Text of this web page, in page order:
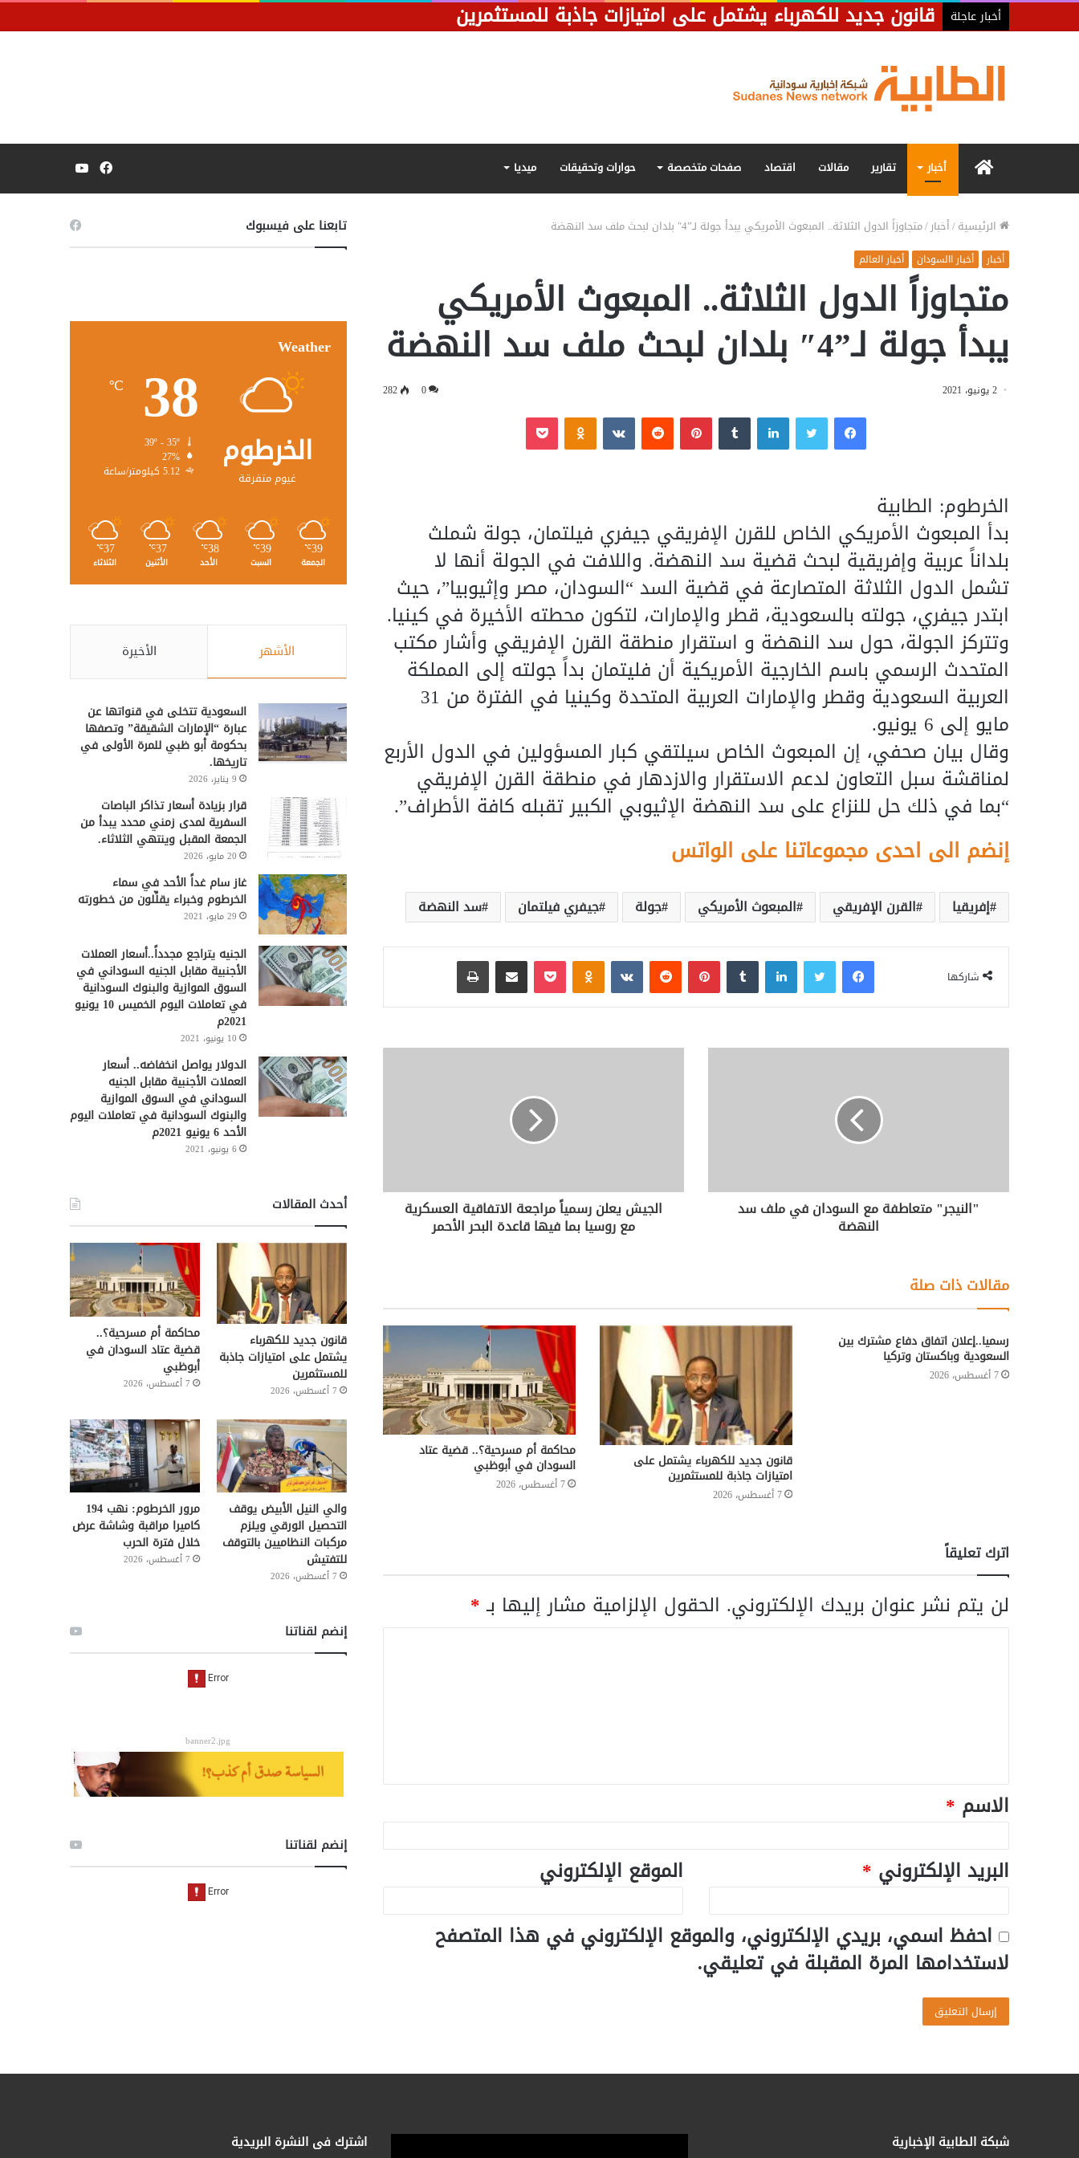
أخبار عاجلة قانون جديد للكهرباء يشتمل على امتيازات جاذبة للمستثمرين
الرئيسيةأخبار تقارير مقالات اقتصاد صفحات متخصصة حوارات وتحقيقات ميديا فيسبوك
الرئيسية/أخبار/متجاوزاً الدول الثلاثة.. المبعوث الأمريكي يبدأ جولة لـ”4″ بلدان لبحث ملف سد النهضة
أخبار أخبار االسودان أخبار العالم
متجاوزاً الدول الثلاثة.. المبعوث الأمريكي
يبدأ جولة لـ”4″ بلدان لبحث ملف سد النهضة
2 يونيو، 2021 0
282
فيسبوك لينكدإن بينتيريست
الخرطوم: الطابية
بدأ المبعوث الأمريكي الخاص للقرن الإفريقي جيفري فيلتمان، جولة شملث
بلداناً عربية وإفريقية لبحث قضية سد النهضة. واللافت في الجولة أنها لا
تشمل الدول الثلاثة المتصارعة في قضية السد “السودان، مصر وإثيوبيا”، حيث
ابتدر جيفري، جولته بالسعودية، قطر والإمارات، لتكون محطته الأخيرة في كينيا.
وتتركز الجولة، حول سد النهضة و استقرار منطقة القرن الإفريقي وأشار مكتب
المتحدث الرسمي باسم الخارجية الأمريكية أن فليتمان بداً جولته إلى المملكة
العربية السعودية وقطر والإمارات العربية المتحدة وكينيا في الفترة من 31
مايو إلى 6 يونيو.
وقال بيان صحفي، إن المبعوث الخاص سيلتقي كبار المسؤولين في الدول الأربع
لمناقشة سبل التعاون لدعم الاستقرار والازدهار في منطقة القرن الإفريقي
“بما في ذلك حل للنزاع على سد النهضة الإثيوبي الكبير تقبله كافة الأطراف”.
إنضم الى احدى مجموعاتنا على الواتس
إفريقيا القرن الإفريقي المبعوث الأمريكي جولة جيفري فيلتمان سد النهضة
شاركها
فيسبوك لينكدإن بينتيريست بوكيت
"النيجر" متعاطفة مع السودان في ملف سد
النهضة
الجيش يعلن رسمياً مراجعة الاتفاقية العسكرية
مع روسيا بما فيها قاعدة البحر الأحمر
مقالات ذات صلة
رسميا..إعلان اتفاق دفاع مشترك بين
السعودية وباكستان وتركيا
7 أغسطس، 2026
قانون جديد للكهرباء يشتمل على
امتيازات جاذبة للمستثمرين
7 أغسطس، 2026
محاكمة أم مسرحية؟.. قضية عتاد
السودان في أبوظبي
7 أغسطس، 2026
اترك تعليقاً
لن يتم نشر عنوان بريدك الإلكتروني. الحقول الإلزامية مشار إليها بـ*
الاسم *
البريد الإلكتروني *
الموقع الإلكتروني
احفظ اسمي، بريدي الإلكتروني، والموقع الإلكتروني في هذا المتصفح
لاستخدامها المرة المقبلة في تعليقي.
تابعنا على فيسبوك
Weather
الخرطوم
غيوم متفرقة
38
℃
27%
5.12 كيلومتر/ساعة
39
℃
الجمعة
39
℃
السبت
38
℃
الأحد
37
℃
الأثنين
37
℃
الثلاثاء
الأشهر الأخيرة
السعودية تتخلى في قنواتها عن
عبارة “الإمارات الشقيقة” وتصفها
بحكومة أبو ظبي للمرة الأولى في
تاريخها.
9 يناير، 2026
قرار بزيادة أسعار تذاكر الباصات
السفرية لمدى زمني محدد يبدأ من
الجمعة المقبل وينتهي الثلاثاء.
20 مايو، 2026
غاز سام غداً الأحد في سماء
الخرطوم وخبراء يقلِّلون من خطورته
29 مايو، 2021
الجنيه يتراجع مجدداً..أسعار العملات
الأجنبية مقابل الجنيه السوداني في
السوق الموازية والبنوك السودانية
في تعاملات اليوم الخميس 10 يونيو
2021م
10 يونيو، 2021
الدولار يواصل انخفاضه.. أسعار
العملات الأجنبية مقابل الجنيه
السوداني في السوق الموازية
والبنوك السودانية في تعاملات اليوم
الأحد 6 يونيو 2021م
6 يونيو، 2021
أحدث المقالات
قانون جديد للكهرباء
يشتمل على امتيازات جاذبة
للمستثمرين
7 أغسطس، 2026
محاكمة أم مسرحية؟..
قضية عتاد السودان في
أبوظبي
7 أغسطس، 2026
والي النيل الأبيض يوقف
التحصيل الورقي ويلزم
مركبات النظاميين بالتوقف
للتفتيش
7 أغسطس، 2026
مرور الخرطوم: نهب 194
كاميرا مراقبة وشاشة عرض
خلال فترة الحرب
7 أغسطس، 2026
إنضم لقناتنا
banner2.jpg
إنضم لقناتنا
شبكة الطابية الإخبارية اشترك فى النشرة البريدية